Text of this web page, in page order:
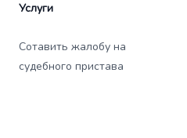
Услуги
Сотавить жалобу на
судебного пристава